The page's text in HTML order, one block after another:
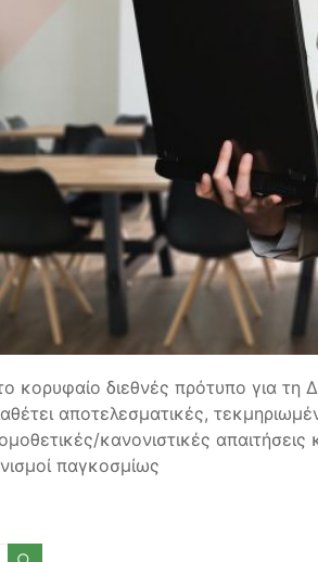
κορυφαίο διεθνές πρότυπο για τη
αποτελεσματικές,
κανονιστικές
παγκοσμίως